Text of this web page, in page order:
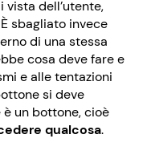
vista dell’utente,
sbagliato invece
di una stessa
cosa deve fare e
e alle tentazioni
si deve
un bottone, cioè
qualcosa.